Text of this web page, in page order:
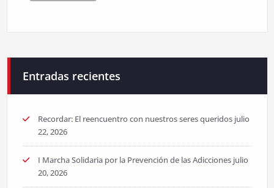
Entradas recientes
Recordar: El reencuentro con nuestros seres queridos julio
22, 2026
I Marcha Solidaria por la Prevención de las Adicciones julio
20, 2026